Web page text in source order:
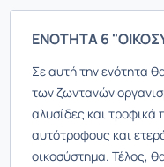
ΕΝΟΤΗΤΑ 6
Σε αυτή την ενότητα
των ζωντανών
αλυσίδες και τροφικά
αυτότροφους και
οικοσύστημα. Τέλος,